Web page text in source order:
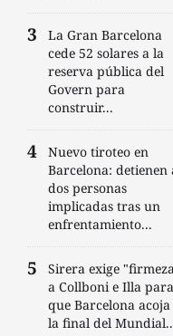
La Gran Barcelona
cede 52 solares a la
reserva pública del
Govern para
construir...
Nuevo tiroteo en
Barcelona: detienen
dos personas
implicadas tras un
enfrentamiento...
Sirera exige
a Collboni e Illa para
que Barcelona acoja
la final del